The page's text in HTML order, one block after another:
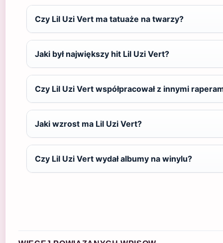
Czy Lil Uzi Vert ma tatuaże na twarzy?
Jaki był największy hit Lil Uzi Vert?
Czy Lil Uzi Vert współpracował z innymi
Jaki wzrost ma Lil Uzi Vert?
Czy Lil Uzi Vert wydał albumy na winylu?